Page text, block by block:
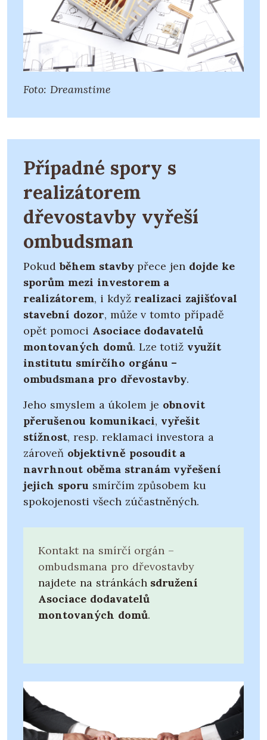
Foto: Dreamstime
Případné spory s
realizátorem
dřevostavby vyřeší
ombudsman
Pokud během stavbypřece jen dojde ke
sporům mezi investorem a
realizátorem, i když realizaci zajišťoval
stavební dozor, může v tomto případě
opět pomoci Asociace dodavatelů
montovaných domů. Lze totiž využít
institutu smírčího orgánu –
ombudsmana pro dřevostavby.
Jeho smyslem a úkolem je obnovit
přerušenou komunikaci, vyřešit
stížnost, resp. reklamaci investora a
zároveň objektivně posoudit a
navrhnout oběma stranám vyřešení
jejich sporu smírčím způsobem ku
spokojenosti všech zúčastněných.
Kontakt na smírčí orgán –
ombudsmana pro dřevostavby
najdete na stránkách sdružení
Asociace dodavatelů
montovaných domů.